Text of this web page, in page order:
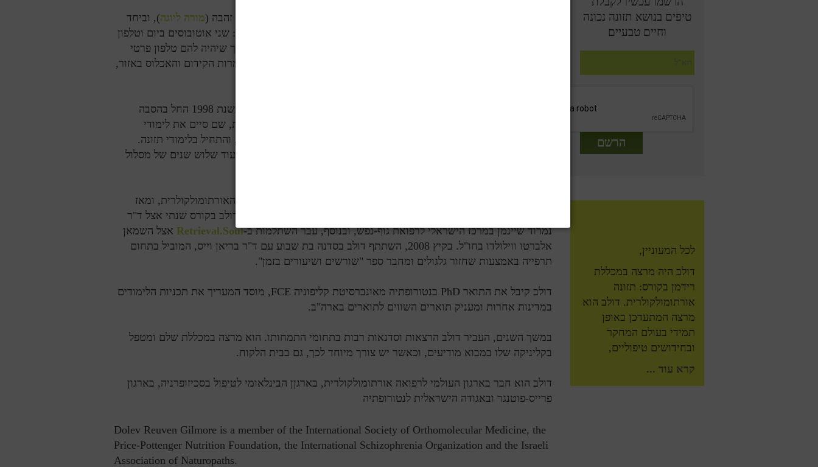
עם אשתו, זהבה (מורה ליוגה), וביחד
גידלו שישה ילדים. מבוא מודיעים דאז היה באמצע שומקום: שני אוטובוסים ביום וטלפון
אחד במזכירות (11 שנים חלפו, לפני שתושבי המקום זכו לכך שיהיה להם טלפון פרטי
הסואן, ולמרות הקידום והאכלוס באזור,
במשך עשרים שנה, עסק דולב בעיקר בחקלאות אורגנית, ובשנת 1998 החל בהסבה
מקצועית לתחומי הרפואה הטבעית. הוא למד בקולג' הישראלי לרפואה טבעית, שם סיים את לימודי
והרפלקסולוגיה לרמת בכיר (וגם את לימודי פרחי באך וארומתרפיה), והתחיל בלימודי תזונה.
כאשר הקולג' פשט רגל, עבר דולב אחרי מוריו למכללת רידמן, שם הוא סיים עוד שלוש שנים של מסלול
בתחום התזונה האורתומולקולרית, ומאז
למד דולב בקורס שנתי אצל ד"ר
נמרוד שיינמן במרכז הישראלי לרפואת גוף-נפש, ובנוסף, עבר השתלמות ב-Soul
.
Retrieval אצל השמאן
אלברטו ווילולדו בחו"ל. בקיץ 2008, השתתף דולב בסדנה בת שבוע עם ד"ר בריאן וייס, המוביל בתחום
תרפייה באמצעות שחזור גלגולים ומחבר ספר "שורשים ושיעורים בזמן".
דולב קיבל את התואר PhD בנטורופתיה מאונברסיטת קליפוניה FCE, מוסד המעריך את תכניות הלימודים
במדינות אחרות ומעניק תוארים השווים לתוארים בארה"ב.
במשך השנים, העביר דולב הרצאות וסדנאות רבות בתחומי התמחותו. הוא מרצה במכללת שלם ומטפל
בקליניקה שלו במבוא מודיעים, וכאשר יש צורך מיוחד לכך, גם בבית הלקוח.
דולב הוא חבר בארגון העולמי לרפואה אורתומולקולרית, בארגןן הבינלאומי לטיפול בסכיזופרניה, בארגון
פרייס-פוטנגר ובאגודה הישראלית לנטורופתיה
Dolev Reuven Gilmore is a member of the International Society of Orthomolecular Medicine, the
Price-Pottenger Nutrition Foundation, the International Schizophrenia Organization and the Israeli
Association of Naturopaths.
טיפים בנושא תזונה נכונה
וחיים טבעיים
לכל המעוניין,
דולב היה מרצה במכללת
רידמן בקורס: תזונה
אורתומולקולרית. דולב הוא
מרצה המתעדכן באופן
תמידי בעולם המחקר
ובחידושים טיפוליים,
קרא עוד ...